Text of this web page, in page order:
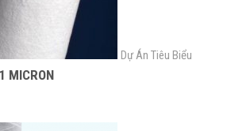
Dự Án Tiêu Biểu
MICRON